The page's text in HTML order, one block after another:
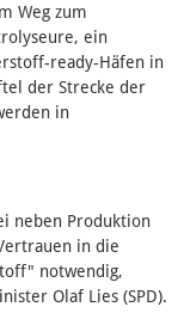
Weg zum
ein
ready-Häfen in
der Strecke der
in
neben Produktion
in die
notwendig,
Olaf Lies (SPD).